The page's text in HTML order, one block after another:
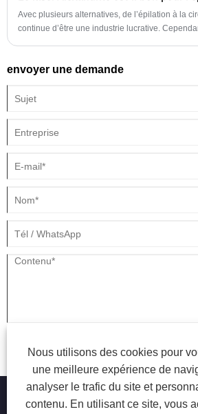
Avec plusieurs alternatives, de l’épilation à la
continue d’être une industrie lucrative.
appareil d’épilation de pointe. Qu’est-ce que le
conventionnelles ?
envoyer une demande
Nous utilisons des cookies pour
une meilleure expérience de
analyser le trafic du site et
contenu. En utilisant ce site, vous